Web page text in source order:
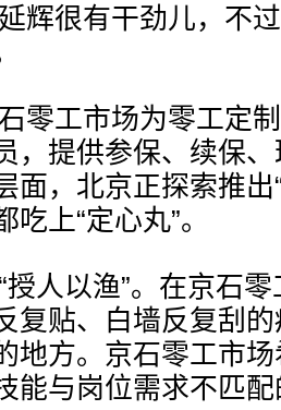
辉很有干劲儿，不
零工市场为零工定
，提供参保、续保
面，北京正探索推出
上“定心丸”。
授人以渔”。在京石
复贴、白墙反复刮
地方。京石零工市
能与岗位需求不匹